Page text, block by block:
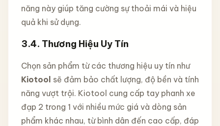
năng này giúp tăng cường sự thoải mái và hiệu
quả khi sử dụng.
3.4. Thương Hiệu Uy Tín
Chọn sản phẩm từ các thương hiệu uy tín như
Kiotool sẽ đảm bảo chất lượng, độ bền và tính
năng vượt trội. Kiotool cung cấp tay phanh xe
đạp 2 trong 1 với nhiều mức giá và dòng sản
phẩm khác nhau, từ bình dân đến cao cấp, đáp